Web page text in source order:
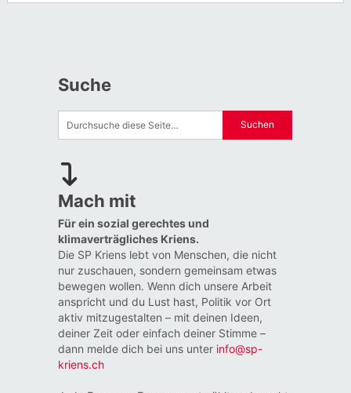
Suche
Mach mit
Für ein sozial gerechtes und
klimaverträgliches Kriens.
Die SP Kriens lebt von Menschen, die nicht
nur zuschauen, sondern gemeinsam etwas
bewegen wollen. Wenn dich unsere Arbeit
anspricht und du Lust hast, Politik vor Ort
aktiv mitzugestalten – mit deinen Ideen,
deiner Zeit oder einfach deiner Stimme –
dann melde dich bei uns unter info@sp-
kriens.ch